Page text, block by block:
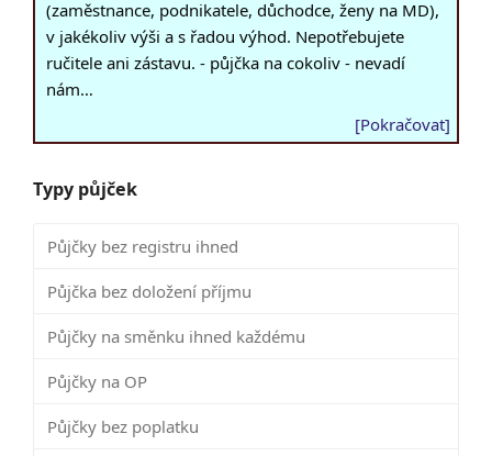
(zaměstnance, podnikatele, důchodce, ženy na MD),
v jakékoliv výši a s řadou výhod. Nepotřebujete
ručitele ani zástavu. - půjčka na cokoliv - nevadí
nám…
[Pokračovat]
Typy půjček
Půjčky bez registru ihned
Půjčka bez doložení příjmu
Půjčky na směnku ihned každému
Půjčky na OP
Půjčky bez poplatku